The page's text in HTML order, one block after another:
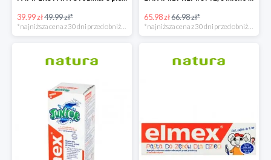
39.99 zł49.99 zł* 65.98 zł66.98 zł*